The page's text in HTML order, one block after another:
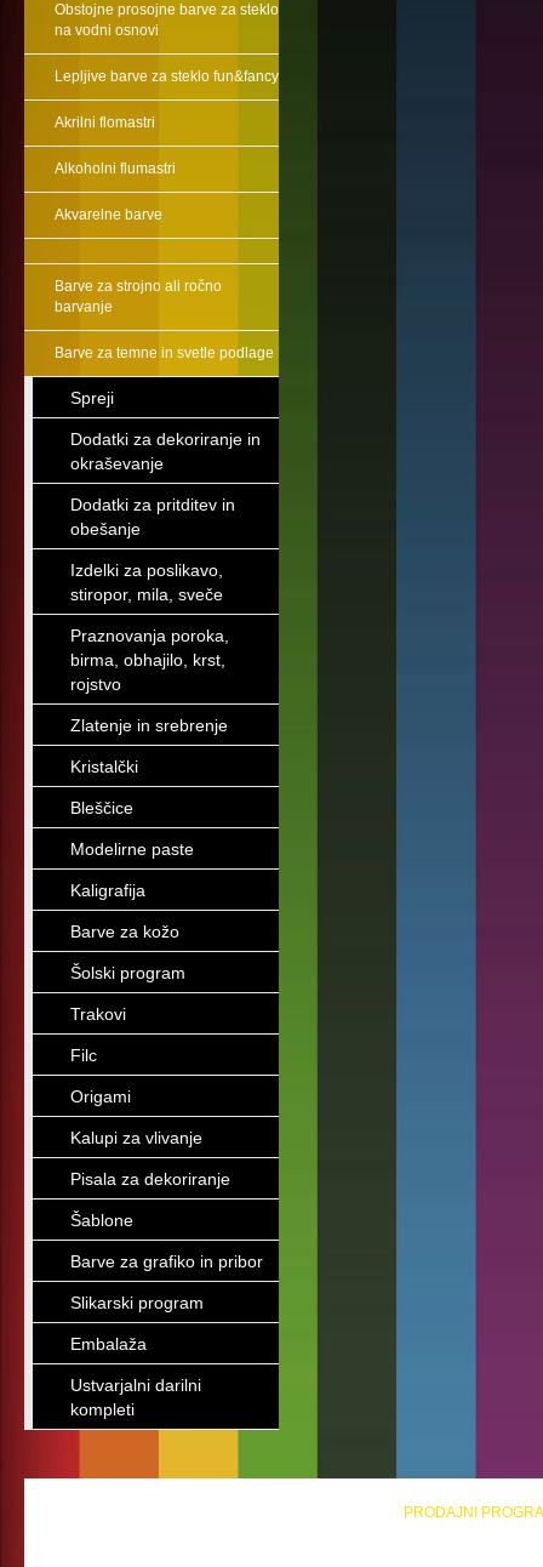
Obstojne prosojne barve za steklo
na vodni osnovi
Lepljive barve za steklo fun&fancy
Akrilni flomastri
Alkoholni flumastri
Akvarelne barve
Barve za strojno ali ročno
barvanje
Barve za temne in svetle podlage
Spreji
Dodatki za dekoriranje in
okraševanje
Dodatki za pritditev in
obešanje
Izdelki za poslikavo,
stiropor, mila, sveče
Praznovanja poroka,
birma, obhajilo, krst,
rojstvo
Zlatenje in srebrenje
Kristalčki
Bleščice
Modelirne paste
Kaligrafija
Barve za kožo
Šolski program
Trakovi
Filc
Origami
Kalupi za vlivanje
Pisala za dekoriranje
Šablone
Barve za grafiko in pribor
Slikarski program
Embalaža
Ustvarjalni darilni
kompleti
PRODAJNI